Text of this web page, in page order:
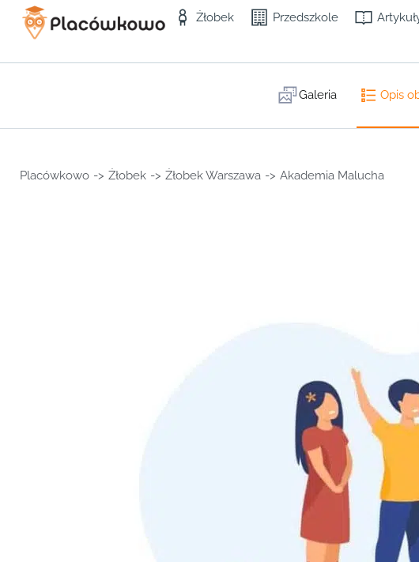
Żłobek Przedszkole
Galeria Opis
Placówkowo -> Żłobek -> Żłobek Warszawa -> Akademia Malucha